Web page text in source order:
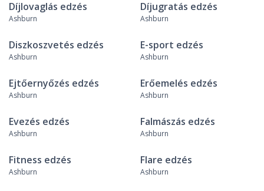
Díjlovaglás edzés
Ashburn
Díjugratás edzés
Ashburn
Diszkoszvetés edzés
Ashburn
E-sport edzés
Ashburn
Ejtőernyőzés edzés
Ashburn
Erőemelés edzés
Ashburn
Evezés edzés
Ashburn
Falmászás edzés
Ashburn
Fitness edzés
Ashburn
Flare edzés
Ashburn